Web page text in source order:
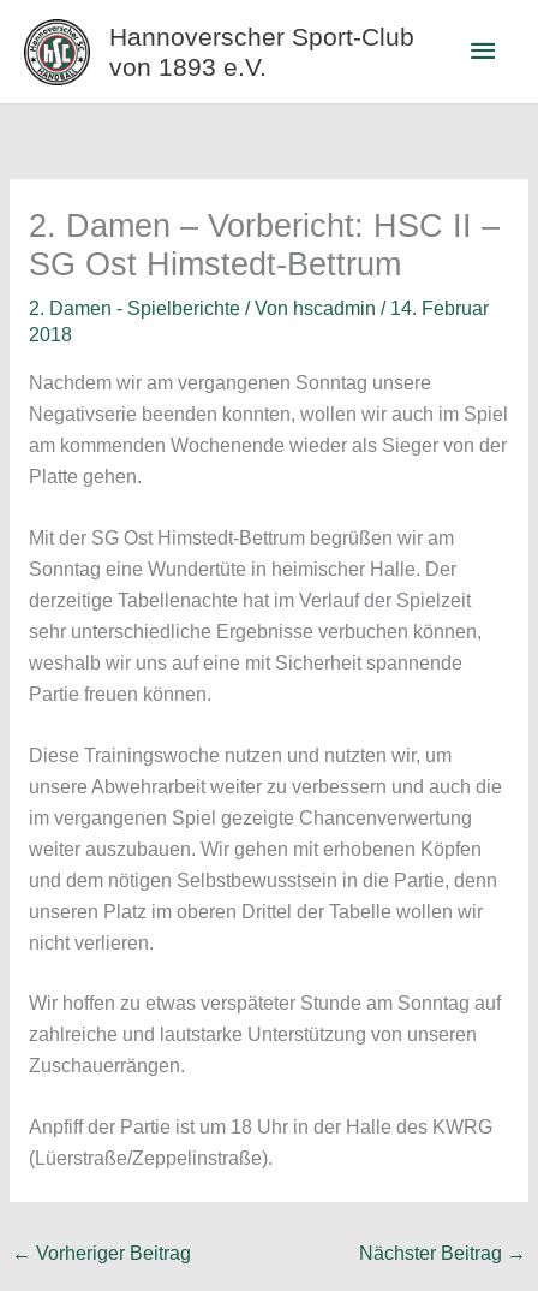
Inhalt
springen
Hannoverscher Sport-Club
von 1893 e.V.
2. Damen – Vorbericht: HSC II –
SG Ost Himstedt-Bettrum
2. Damen - Spielberichte/ Von hscadmin / 14. Februar
2018
Nachdem wir am vergangenen Sonntag unsere
Negativserie beenden konnten, wollen wir auch im Spiel
am kommenden Wochenende wieder als Sieger von der
Platte gehen.
Mit der SG Ost Himstedt-Bettrum begrüßen wir am
Sonntag eine Wundertüte in heimischer Halle. Der
derzeitige Tabellenachte hat im Verlauf der Spielzeit
sehr unterschiedliche Ergebnisse verbuchen können,
weshalb wir uns auf eine mit Sicherheit spannende
Partie freuen können.
Diese Trainingswoche nutzen und nutzten wir, um
unsere Abwehrarbeit weiter zu verbessern und auch die
im vergangenen Spiel gezeigte Chancenverwertung
weiter auszubauen. Wir gehen mit erhobenen Köpfen
und dem nötigen Selbstbewusstsein in die Partie, denn
unseren Platz im oberen Drittel der Tabelle wollen wir
nicht verlieren.
Wir hoffen zu etwas verspäteter Stunde am Sonntag auf
zahlreiche und lautstarke Unterstützung von unseren
Zuschauerrängen.
Anpfiff der Partie ist um 18 Uhr in der Halle des KWRG
(Lüerstraße/Zeppelinstraße).
← Vorheriger Beitrag Nächster Beitrag →